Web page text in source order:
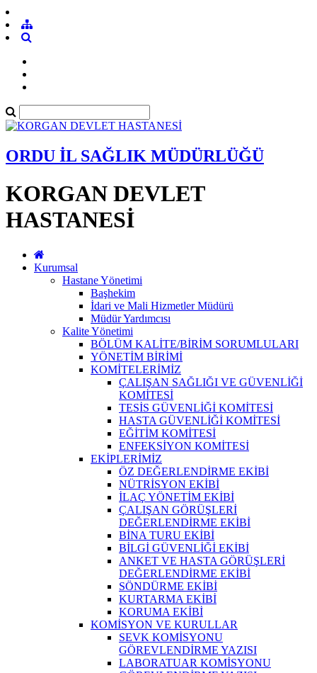
ORDU İL SAĞLIK MÜDÜRLÜĞÜ
KORGAN DEVLET
HASTANESİ
Kurumsal
Hastane Yönetimi
Başhekim
İdari ve Mali Hizmetler Müdürü
Müdür Yardımcısı
Kalite Yönetimi
BÖLÜM KALİTE/BİRİM SORUMLULARI
YÖNETİM BİRİMİ
KOMİTELERİMİZ
ÇALIŞAN SAĞLIĞI VE GÜVENLİĞİ
KOMİTESİ
TESİS GÜVENLİĞİ KOMİTESİ
HASTA GÜVENLİĞİ KOMİTESİ
EĞİTİM KOMİTESİ
ENFEKSİYON KOMİTESİ
EKİPLERİMİZ
ÖZ DEĞERLENDİRME EKİBİ
NÜTRİSYON EKİBİ
İLAÇ YÖNETİM EKİBİ
ÇALIŞAN GÖRÜŞLERİ
DEĞERLENDİRME EKİBİ
BİNA TURU EKİBİ
BİLGİ GÜVENLİĞİ EKİBİ
ANKET VE HASTA GÖRÜŞLERİ
DEĞERLENDİRME EKİBİ
SÖNDÜRME EKİBİ
KURTARMA EKİBİ
KORUMA EKİBİ
KOMİSYON VE KURULLAR
SEVK KOMİSYONU
GÖREVLENDİRME YAZISI
LABORATUAR KOMİSYONU